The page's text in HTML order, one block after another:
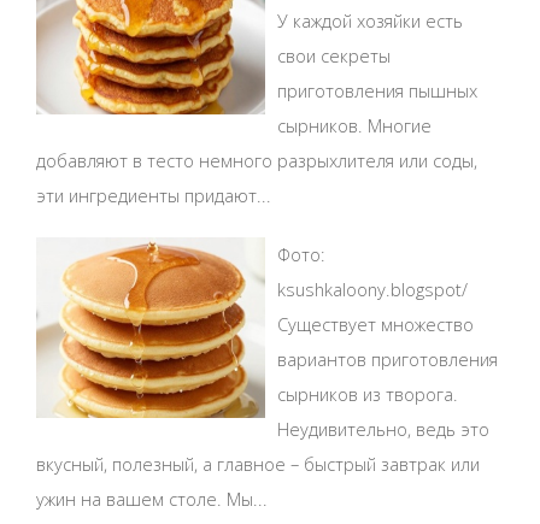
У каждой хозяйки есть
свои секреты
приготовления пышных
сырников. Многие
добавляют в тесто немного разрыхлителя или соды,
эти ингредиенты придают...
Фото:
ksushkaloony.blogspot/
Существует множество
вариантов приготовления
сырников из творога.
Неудивительно, ведь это
вкусный, полезный, а главное – быстрый завтрак или
ужин на вашем столе. Мы...